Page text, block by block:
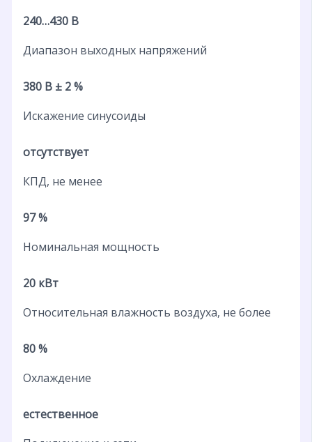
240…430 В
Диапазон выходных напряжений
380 В ± 2 %
Искажение синусоиды
отсутствует
КПД, не менее
97 %
Номинальная мощность
20 кВт
Относительная влажность воздуха, не более
80 %
Охлаждение
естественное